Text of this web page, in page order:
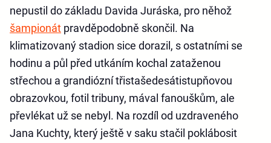
nepustil do základu Davida Juráska, pro něhož
šampionát pravděpodobně skončil. Na
klimatizovaný stadion sice dorazil, s ostatními se
hodinu a půl před utkáním kochal zataženou
střechou a grandiózní třistašedesátistupňovou
obrazovkou, fotil tribuny, mával fanouškům, ale
převlékat už se nebyl. Na rozdíl od uzdraveného
Jana Kuchty, který ještě v saku stačil poklábosit